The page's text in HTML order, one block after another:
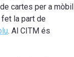
cartes per a mòbil
fet la part de
. Al CITM és